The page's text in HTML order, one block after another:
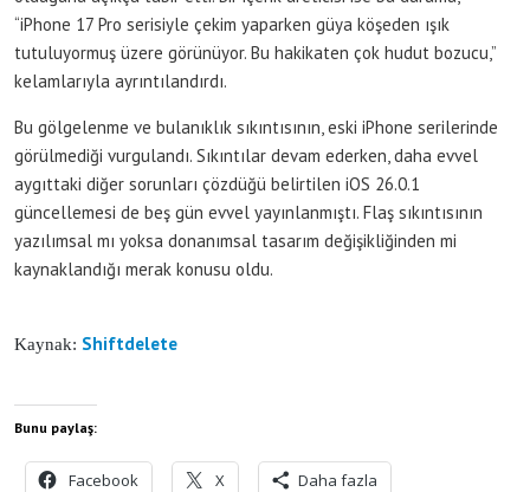
“iPhone 17 Pro serisiyle çekim yaparken güya köşeden ışık
tutuluyormuş üzere görünüyor. Bu hakikaten çok hudut bozucu,”
kelamlarıyla ayrıntılandırdı.
Bu gölgelenme ve bulanıklık sıkıntısının, eski iPhone serilerinde
görülmediği vurgulandı. Sıkıntılar devam ederken, daha evvel
aygıttaki diğer sorunları çözdüğü belirtilen iOS 26.0.1
güncellemesi de beş gün evvel yayınlanmıştı. Flaş sıkıntısının
yazılımsal mı yoksa donanımsal tasarım değişikliğinden mi
kaynaklandığı merak konusu oldu.
Kaynak: Shiftdelete
Bunu paylaş:
Facebook X Daha fazla